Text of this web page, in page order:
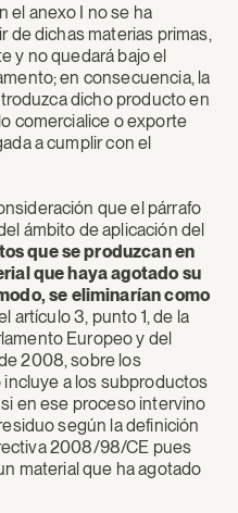
el anexo I no se ha
de dichas materias primas,
y no quedará bajo el
en consecuencia, la
dicho producto en
comercialice o exporte
a cumplir con el
que el párrafo
ámbito de aplicación del
que se produzcan en
que haya agotado su
se eliminarían como
artículo 3, punto 1, de la
Europeo y del
2008, sobre los
incluye a los subproductos
en ese proceso intervino
según la definición
2008/98/CE pues
material que ha agotado